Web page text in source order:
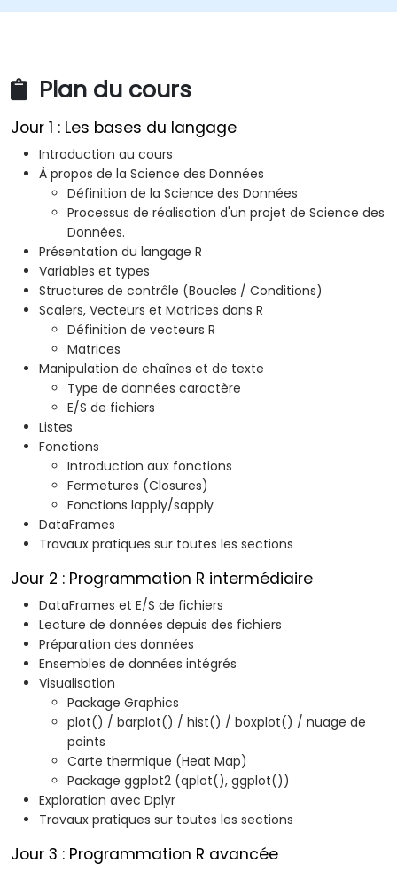
Plan du cours
Jour 1 : Les bases du langage
Introduction au cours
À propos de la Science des Données
Définition de la Science des Données
Processus de réalisation d'un projet de Science des
Données.
Présentation du langage R
Variables et types
Structures de contrôle (Boucles / Conditions)
Scalers, Vecteurs et Matrices dans R
Définition de vecteurs R
Matrices
Manipulation de chaînes et de texte
Type de données caractère
E/S de fichiers
Listes
Fonctions
Introduction aux fonctions
Fermetures (Closures)
Fonctions lapply/sapply
DataFrames
Travaux pratiques sur toutes les sections
Jour 2 : Programmation R intermédiaire
DataFrames et E/S de fichiers
Lecture de données depuis des fichiers
Préparation des données
Ensembles de données intégrés
Visualisation
Package Graphics
plot() / barplot() / hist() / boxplot() / nuage de
points
Carte thermique (Heat Map)
Package ggplot2 (qplot(), ggplot())
Exploration avec Dplyr
Travaux pratiques sur toutes les sections
Jour 3 : Programmation R avancée